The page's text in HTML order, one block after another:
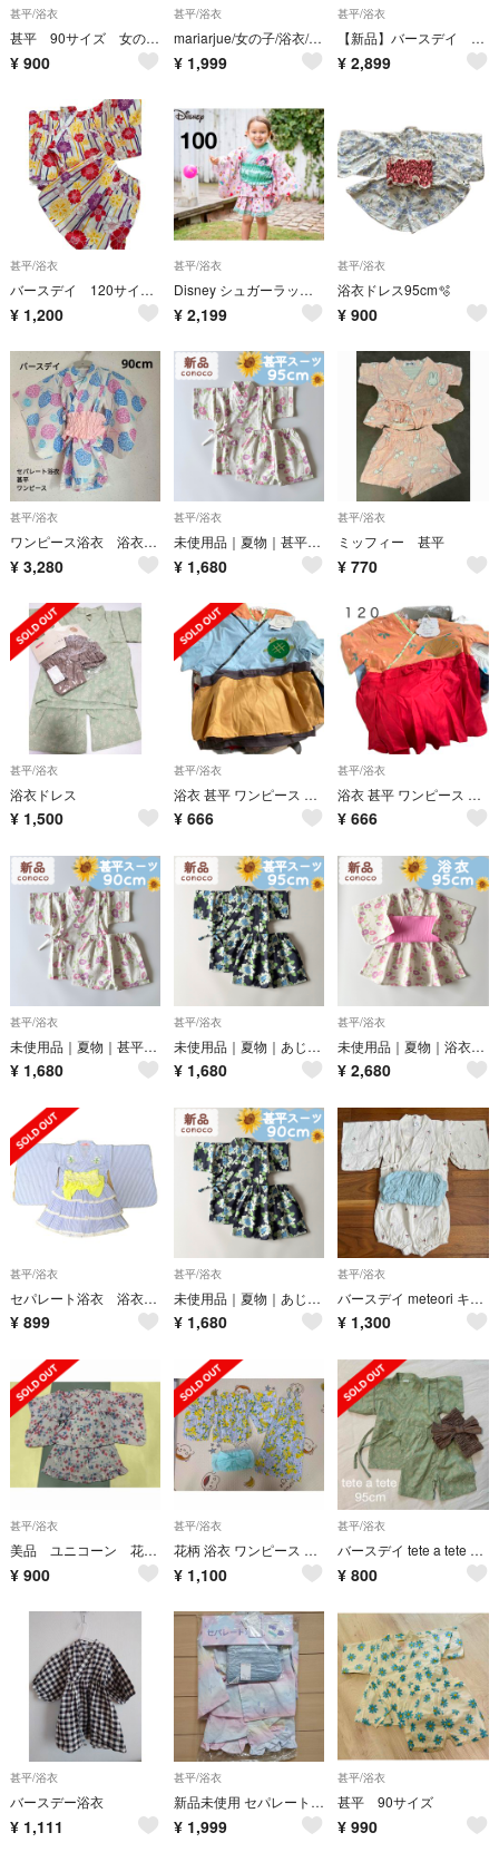
甚平/浴衣
甚平 90サイズ 女の子 オレンジ花柄
¥ 900
甚平/浴衣
mariarjue/女の子/浴衣/浴衣ドレス/ワンピース/90cm
¥ 1,999
甚平/浴衣
【新品】バースデイ mamaraku ママラク ひまわり柄 セパレート浴衣
¥ 2,899
甚平/浴衣
バースデイ 120サイズ 浴衣 甚兵衛 早い者勝ち
¥ 1,200
甚平/浴衣
Disney シュガーラッシュ 浴衣
¥ 2,199
甚平/浴衣
浴衣ドレス95cm🫧
¥ 900
甚平/浴衣
ワンピース浴衣 浴衣 90cm 簡易浴衣 セパレート
¥ 3,280
甚平/浴衣
未使用品｜夏物｜甚平スーツ あさがお ピンク系 女の子 95cm
¥ 1,680
甚平/浴衣
ミッフィー 甚平
¥ 770
甚平/浴衣
浴衣ドレス
¥ 1,500
甚平/浴衣
浴衣 甚平 ワンピース なりきり 七夕 コスプレ コスチューム
¥ 666
甚平/浴衣
浴衣 甚平 ワンピース フタフタ バースデイ 七夕 コスプレ コスチューム
¥ 666
甚平/浴衣
未使用品｜夏物｜甚平スーツ あさがお ピンク系 女の子 90cm
¥ 1,680
甚平/浴衣
未使用品｜夏物｜あじさい柄 甚平スーツ ユニセックス 95cm
¥ 1,680
甚平/浴衣
未使用品｜夏物｜浴衣ドレス あさがお 女の子 95cm
¥ 2,680
甚平/浴衣
セパレート浴衣 浴衣ドレス 120
¥ 899
甚平/浴衣
未使用品｜夏物｜あじさい柄 甚平スーツ ユニセックス 90cm
¥ 1,680
甚平/浴衣
バースデイ meteori キッズ浴衣 90cm 甚兵衛 極美品
¥ 1,300
甚平/浴衣
美品 ユニコーン 花柄 ガールズ浴衣 甚平 お祭り 女の子 猫 100-110
¥ 900
甚平/浴衣
花柄 浴衣 ワンピース 帯セット 女の子100〜110cm セパレート
¥ 1,100
甚平/浴衣
バースデイ tete a tete 甚平
¥ 800
甚平/浴衣
バースデー浴衣
¥ 1,111
甚平/浴衣
新品未使用 セパレート浴衣 100cm 3点セット ユニコーン バースデイ
¥ 1,999
甚平/浴衣
甚平 90サイズ
¥ 990